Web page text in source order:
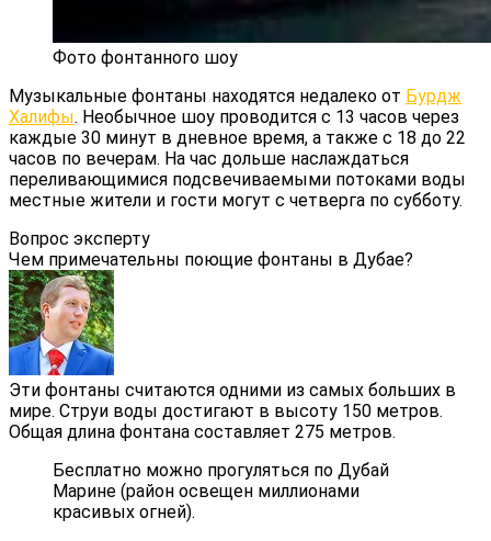
Фото фонтанного шоу
Музыкальные фонтаны находятся недалеко от Бурдж
Халифы. Необычное шоу проводится с 13 часов через
каждые 30 минут в дневное время, а также с 18 до 22
часов по вечерам. На час дольше наслаждаться
переливающимися подсвечиваемыми потоками воды
местные жители и гости могут с четверга по субботу.
Вопрос эксперту
Чем примечательны поющие фонтаны в Дубае?
Эти фонтаны считаются одними из самых больших в
мире. Струи воды достигают в высоту 150 метров.
Общая длина фонтана составляет 275 метров.
Бесплатно можно прогуляться по Дубай
Марине (район освещен миллионами
красивых огней).